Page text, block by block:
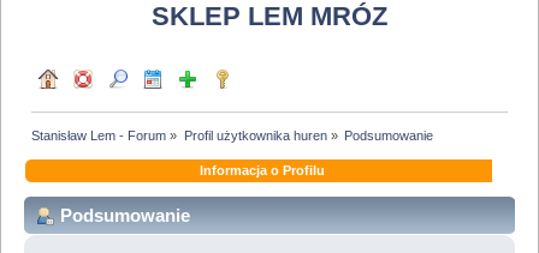
SKLEP LEM MRÓZ
Stanisław Lem - Forum » Profil użytkownika huren» Podsumowanie
Informacja o Profilu
Podsumowanie